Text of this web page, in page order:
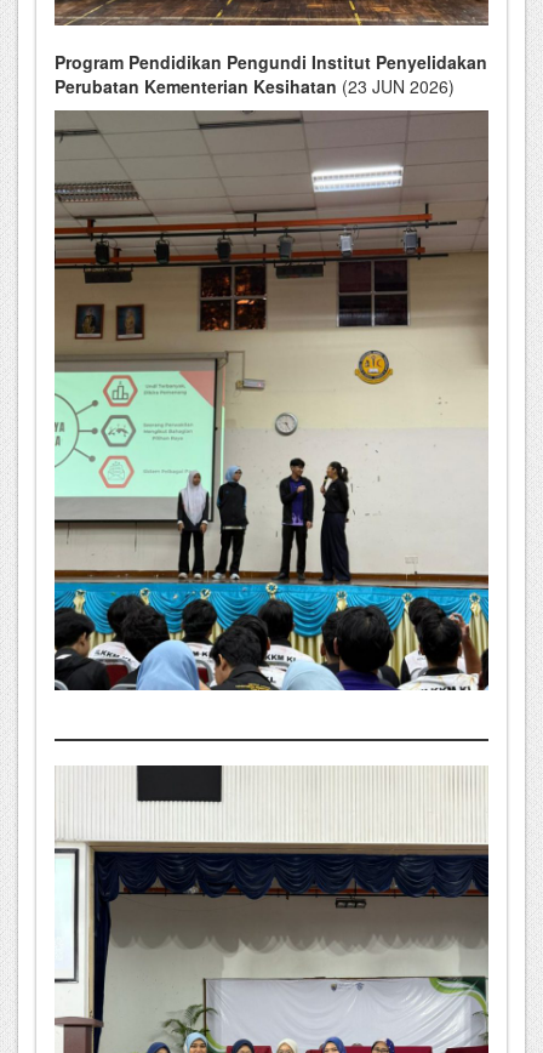
Program Pendidikan Pengundi Institut Penyelidakan
Perubatan Kementerian Kesihatan (23 JUN 2026)